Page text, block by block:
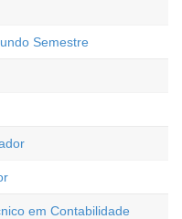
Semestre
em Contabilidade